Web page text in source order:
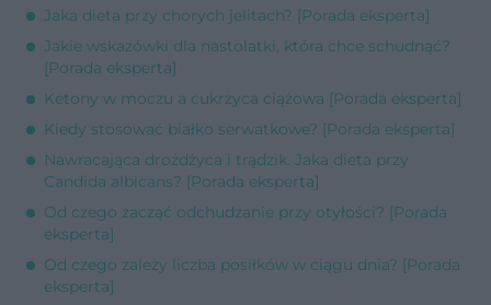
Jaka dieta przy chorych jelitach? [Porada eksperta]
Jakie wskazówki dla nastolatki, która chce schudnąć?
[Porada eksperta]
Ketony w moczu a cukrzyca ciążowa [Porada eksperta]
Kiedy stosować białko serwatkowe? [Porada eksperta]
Nawracająca drożdżyca i trądzik. Jaka dieta przy
Candida albicans? [Porada eksperta]
Od czego zacząć odchudzanie przy otyłości? [Porada
eksperta]
Od czego zależy liczba posiłków w ciągu dnia? [Porada
eksperta]